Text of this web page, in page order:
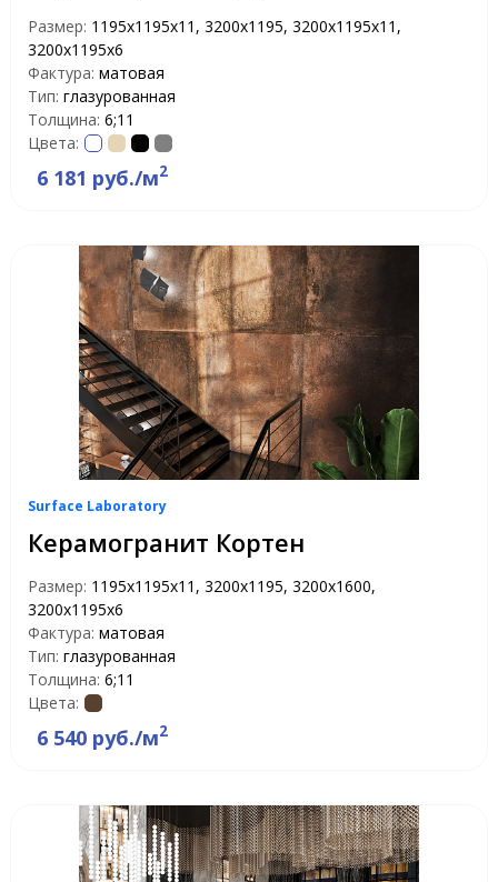
Размер: 1195х1195х11, 3200x1195, 3200х1195х11,
3200х1195х6
Фактура: матовая
Тип: глазурованная
Толщина: 6;11
Цвета:
6 181 руб./м2
Surface Laboratory
Керамогранит Кортен
Размер: 1195х1195х11, 3200x1195, 3200x1600,
3200х1195х6
Фактура: матовая
Тип: глазурованная
Толщина: 6;11
Цвета:
6 540 руб./м2